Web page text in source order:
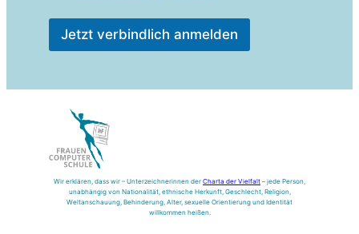
Jetzt verbindlich anmelden
Wir erklären, dass wir – Unterzeichnerinnen der Charta der Vielfalt – jede Person,
unabhängig von Nationalität, ethnische Herkunft, Geschlecht, Religion,
Weltanschauung, Behinderung, Alter, sexuelle Orientierung und Identität
willkommen heißen.